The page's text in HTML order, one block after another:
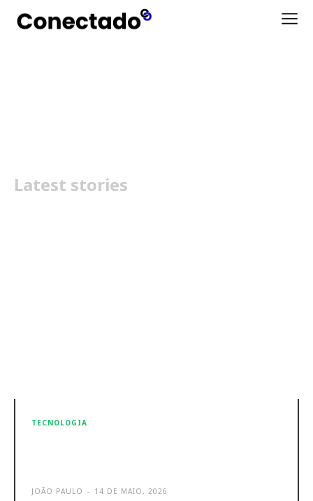
Latest stories
TECNOLOGIA
JOÃO PAULO - 14 DE MAIO, 2026